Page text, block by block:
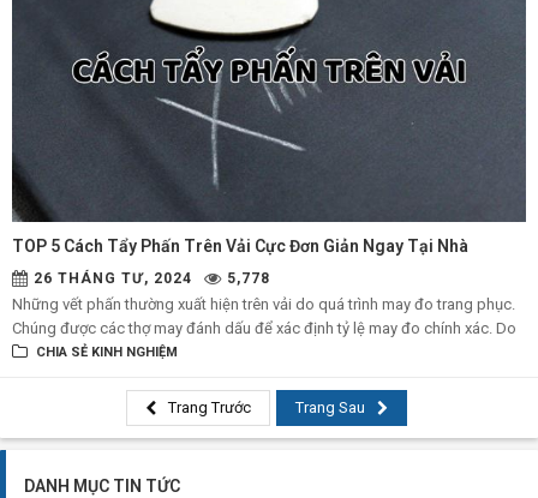
TOP 5 Cách Tẩy Phấn Trên Vải Cực Đơn Giản Ngay Tại Nhà
26 THÁNG TƯ, 2024 5,778
Những vết phấn thường xuất hiện trên vải do quá trình may đo trang phục.
Chúng được các thợ may đánh dấu để xác định tỷ lệ may đo chính xác. Do
đó muốn tẩy được vết phấn này cũng khá là đơn giản. Một số phương pháp
CHIA SẺ KINH NGHIỆM
Trang Trước Trang Sau
DANH MỤC TIN TỨC